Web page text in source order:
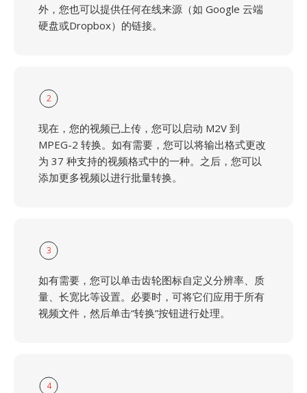
外，您也可以提供任何在线来源（如 Google 云端
硬盘或Dropbox）的链接。
2
现在，您的视频已上传，您可以启动 M2V 到
MPEG-2 转换。如有需要，您可以将输出格式更改
为 37 种支持的视频格式中的一种。之后，您可以
添加更多视频以进行批量转换。
3
如有需要，您可以单击齿轮图标自定义分辨率、质
量、长宽比等设置。必要时，可将它们应用于所有
视频文件，然后单击“转换”按钮进行处理。
4